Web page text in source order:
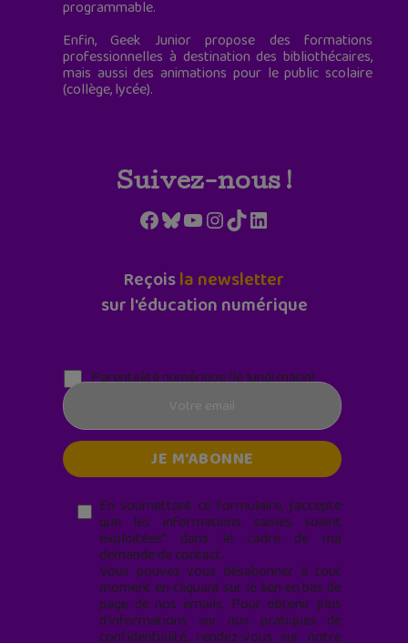
programmable.
Enfin, Geek Junior propose des formations
professionnelles à destination des bibliothécaires,
mais aussi des animations pour le public scolaire
(collège, lycée).
Suivez-nous !
Facebook
Bluesky
YouTube
Instagram
TikTokLinkedIn
Reçoisla newsletter
sur l'éducation numérique
Parentalité numérique (le lundi matin)
En soumettant ce formulaire, j’accepte
que les informations saisies soient
exploitées* dans le cadre de ma
demande de contact.
Vous pouvez vous désabonner à tout
moment en cliquant sur le lien en bas de
page de nos emails. Pour obtenir plus
d'informations sur nos pratiques de
confidentialité, rendez-vous sur notre